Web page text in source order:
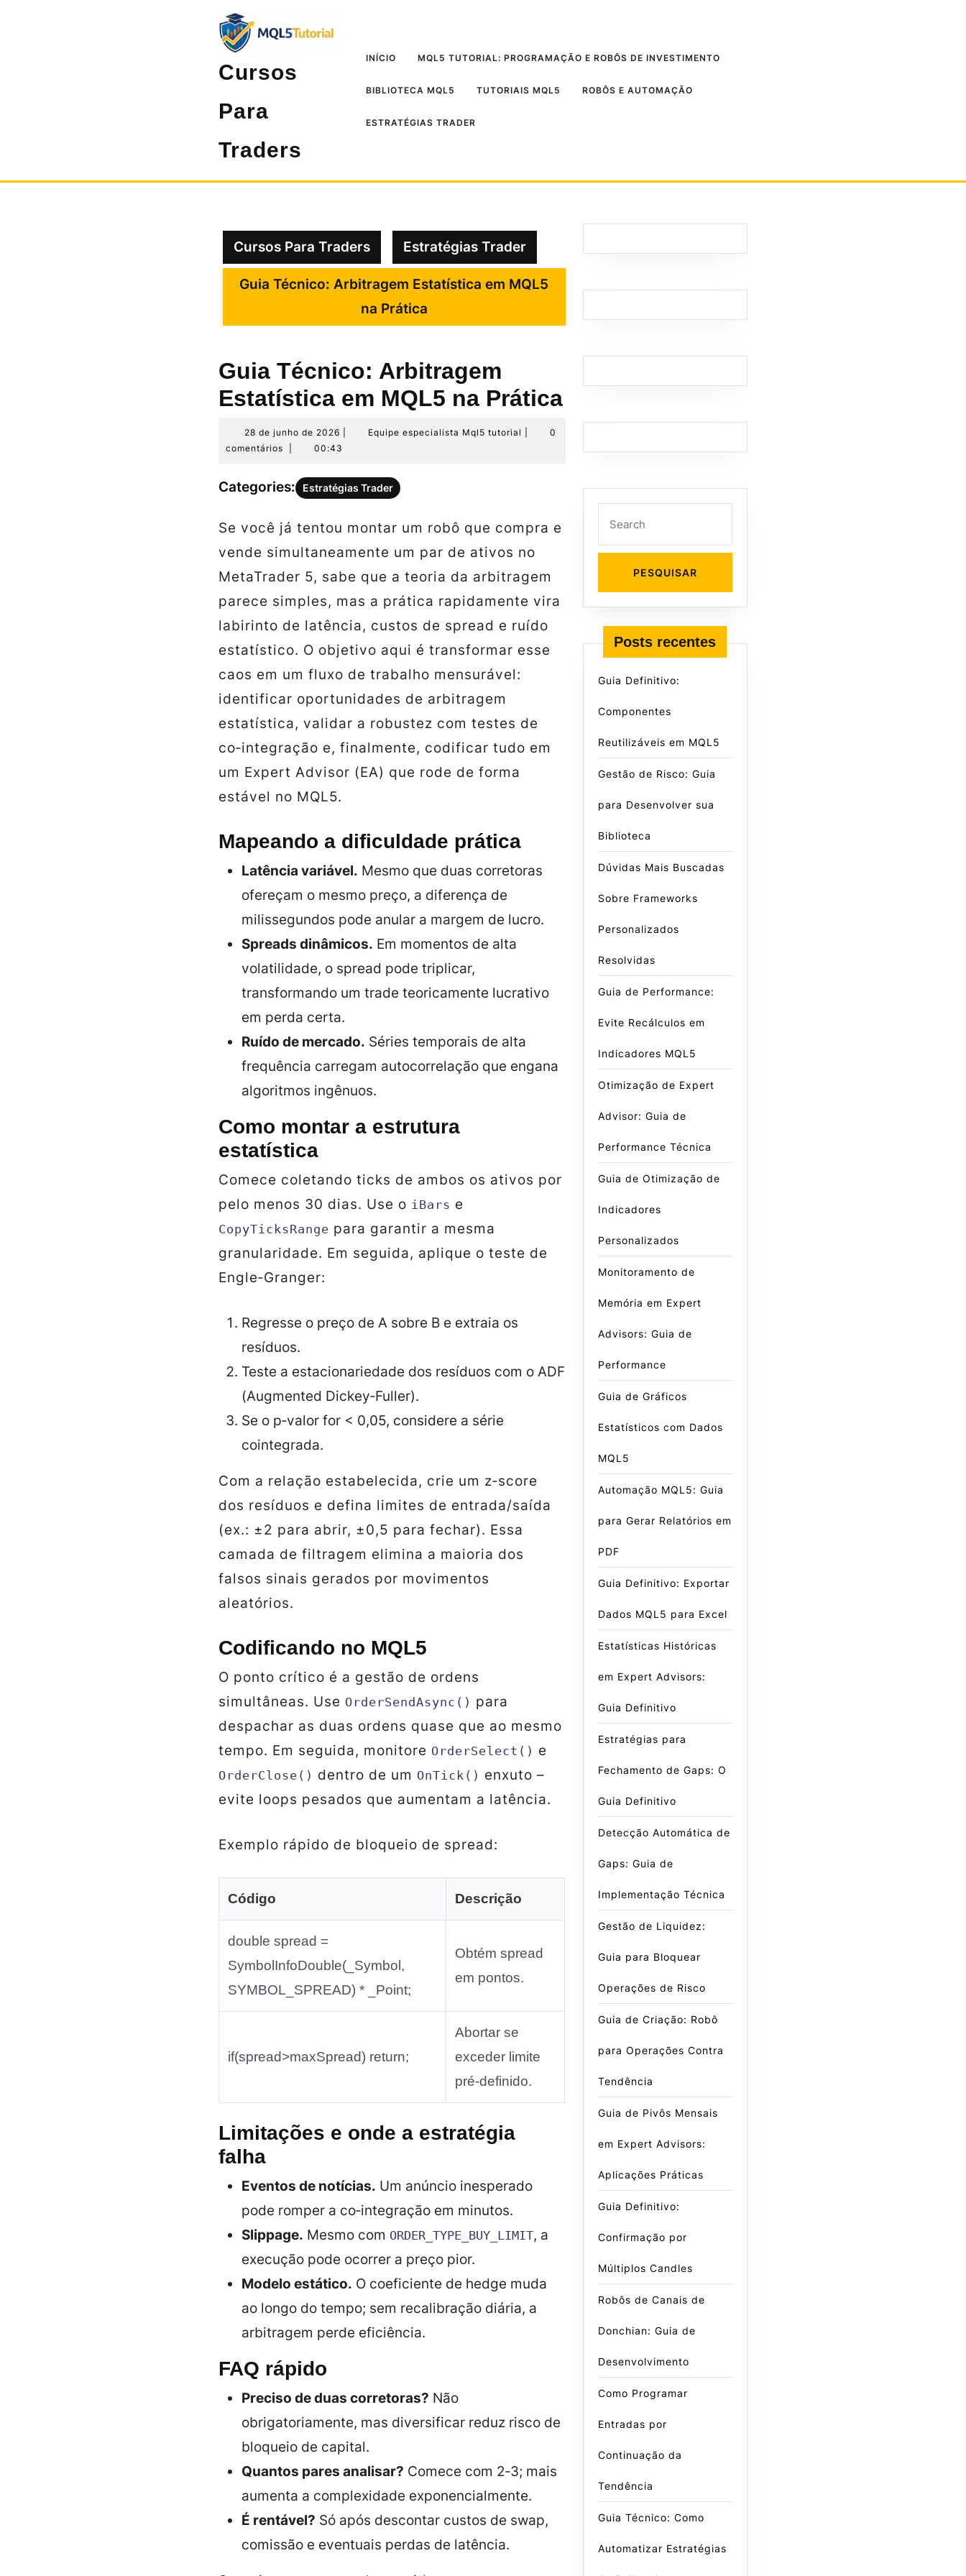
Cursos
Para
Traders
INÍCIO MQL5 TUTORIAL: PROGRAMAÇÃO E ROBÔS DE INVESTIMENTO
BIBLIOTECA MQL5 TUTORIAIS MQL5 ROBÔS E AUTOMAÇÃO
ESTRATÉGIAS TRADER
Cursos Para Traders Estratégias Trader
Guia Técnico: Arbitragem Estatística em MQL5
na Prática
Guia Técnico: Arbitragem
Estatística em MQL5 na Prática
28 de junho de 2026
de
2026
Equipe especialista Mql5 tutorial
Equipe
0
comentários
00:43
Categories: Estratégias Trader
Se você já tentou montar um robô que compra e
vende simultaneamente um par de ativos no
MetaTrader 5, sabe que a teoria da arbitragem
parece simples, mas a prática rapidamente vira
labirinto de latência, custos de spread e ruído
estatístico. O objetivo aqui é transformar esse
caos em um fluxo de trabalho mensurável:
identificar oportunidades de arbitragem
estatística, validar a robustez com testes de
co‑integração e, finalmente, codificar tudo em
um Expert Advisor (EA) que rode de forma
estável no MQL5.
Mapeando a dificuldade prática
Latência variável. Mesmo que duas corretoras
ofereçam o mesmo preço, a diferença de
milissegundos pode anular a margem de lucro.
Spreads dinâmicos. Em momentos de alta
volatilidade, o spread pode triplicar,
transformando um trade teoricamente lucrativo
em perda certa.
Ruído de mercado. Séries temporais de alta
frequência carregam autocorrelação que engana
algoritmos ingênuos.
Como montar a estrutura
estatística
Comece coletando ticks de ambos os ativos por
pelo menos 30 dias. Use o iBars e
CopyTicksRange para garantir a mesma
granularidade. Em seguida, aplique o teste de
Engle‑Granger:
Regresse o preço de A sobre B e extraia os
resíduos.
Teste a estacionariedade dos resíduos com o ADF
(Augmented Dickey‑Fuller).
Se o p‑valor for < 0,05, considere a série
cointegrada.
Com a relação estabelecida, crie um z‑score
dos resíduos e defina limites de entrada/saída
(ex.: ±2 para abrir, ±0,5 para fechar). Essa
camada de filtragem elimina a maioria dos
falsos sinais gerados por movimentos
aleatórios.
Codificando no MQL5
O ponto crítico é a gestão de ordens
simultâneas. Use OrderSendAsync() para
despachar as duas ordens quase que ao mesmo
tempo. Em seguida, monitore OrderSelect() e
OrderClose() dentro de um OnTick() enxuto –
evite loops pesados que aumentam a latência.
Exemplo rápido de bloqueio de spread:
Código Descrição
double spread =
SymbolInfoDouble(_Symbol,
SYMBOL_SPREAD) * _Point;
Obtém spread
em pontos.
if(spread>maxSpread) return;
Abortar se
exceder limite
pré‑definido.
Limitações e onde a estratégia
falha
Eventos de notícias. Um anúncio inesperado
pode romper a co‑integração em minutos.
Slippage. Mesmo com ORDER_TYPE_BUY_LIMIT, a
execução pode ocorrer a preço pior.
Modelo estático. O coeficiente de hedge muda
ao longo do tempo; sem recalibração diária, a
arbitragem perde eficiência.
FAQ rápido
Preciso de duas corretoras? Não
obrigatoriamente, mas diversificar reduz risco de
bloqueio de capital.
Quantos pares analisar? Comece com 2‑3; mais
aumenta a complexidade exponencialmente.
É rentável? Só após descontar custos de swap,
comissão e eventuais perdas de latência.
Posts recentes
Guia Definitivo:
Componentes
Reutilizáveis em MQL5
Gestão de Risco: Guia
para Desenvolver sua
Biblioteca
Dúvidas Mais Buscadas
Sobre Frameworks
Personalizados
Resolvidas
Guia de Performance:
Evite Recálculos em
Indicadores MQL5
Otimização de Expert
Advisor: Guia de
Performance Técnica
Guia de Otimização de
Indicadores
Personalizados
Monitoramento de
Memória em Expert
Advisors: Guia de
Performance
Guia de Gráficos
Estatísticos com Dados
MQL5
Automação MQL5: Guia
para Gerar Relatórios em
PDF
Guia Definitivo: Exportar
Dados MQL5 para Excel
Estatísticas Históricas
em Expert Advisors:
Guia Definitivo
Estratégias para
Fechamento de Gaps: O
Guia Definitivo
Detecção Automática de
Gaps: Guia de
Implementação Técnica
Gestão de Liquidez:
Guia para Bloquear
Operações de Risco
Guia de Criação: Robô
para Operações Contra
Tendência
Guia de Pivôs Mensais
em Expert Advisors:
Aplicações Práticas
Guia Definitivo:
Confirmação por
Múltiplos Candles
Robôs de Canais de
Donchian: Guia de
Desenvolvimento
Como Programar
Entradas por
Continuação da
Tendência
Guia Técnico: Como
Automatizar Estratégias